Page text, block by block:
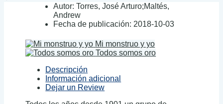
Autor: Torres, José Arturo;Maltés,
Andrew
Fecha de publicación: 2018-10-03
Mi monstruo y yo
Todos somos oro
Descripción
Información adicional
Dejar un Review